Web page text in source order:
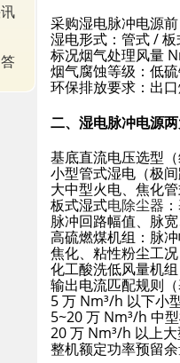
采购湿电脉冲电源
湿电形式：管式 /
标况烟气处理风量
烟气腐蚀等级：低
环保排放要求：出
二、湿电脉冲电源
基底直流电压选型（
小型管式湿电（极
大中型火电、焦化
板式湿式电除尘器
脉冲回路幅值、脉
高硫燃煤机组：脉
焦化、粘性粉尘工
化工酸洗低风量机
输出电流匹配规则（
5 万 Nm³/h 以下小
5~20 万 Nm³/h 中
20 万 Nm³/h 以上
整机额定功率预留